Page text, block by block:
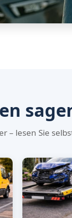
– lesen Sie